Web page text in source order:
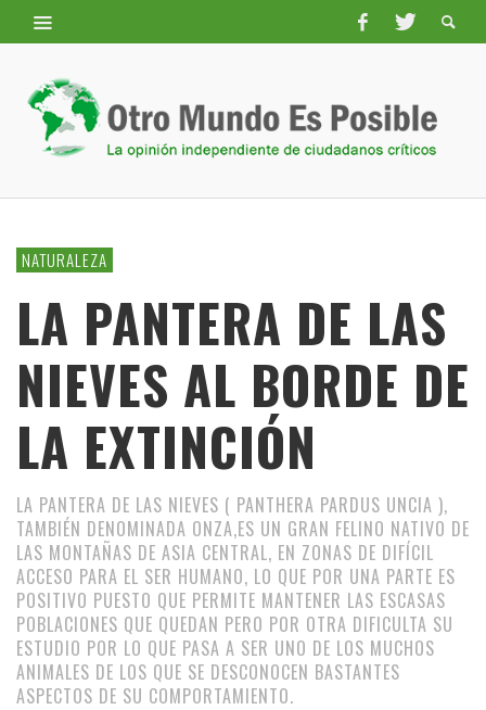
NATURALEZA
LA PANTERA DE LAS
NIEVES AL BORDE DE
LA EXTINCIÓN
LA PANTERA DE LAS NIEVES ( PANTHERA PARDUS UNCIA ),
TAMBIÉN DENOMINADA ONZA,ES UN GRAN FELINO NATIVO DE
LAS MONTAÑAS DE ASIA CENTRAL, EN ZONAS DE DIFÍCIL
ACCESO PARA EL SER HUMANO, LO QUE POR UNA PARTE ES
POSITIVO PUESTO QUE PERMITE MANTENER LAS ESCASAS
POBLACIONES QUE QUEDAN PERO POR OTRA DIFICULTA SU
ESTUDIO POR LO QUE PASA A SER UNO DE LOS MUCHOS
ANIMALES DE LOS QUE SE DESCONOCEN BASTANTES
ASPECTOS DE SU COMPORTAMIENTO.